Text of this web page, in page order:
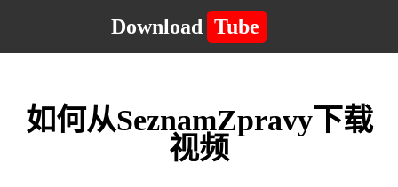
Download Tube
如何从SeznamZpravy下载
视频